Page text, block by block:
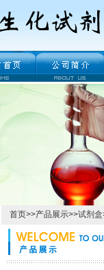
首页>>产品展示>>试剂盒